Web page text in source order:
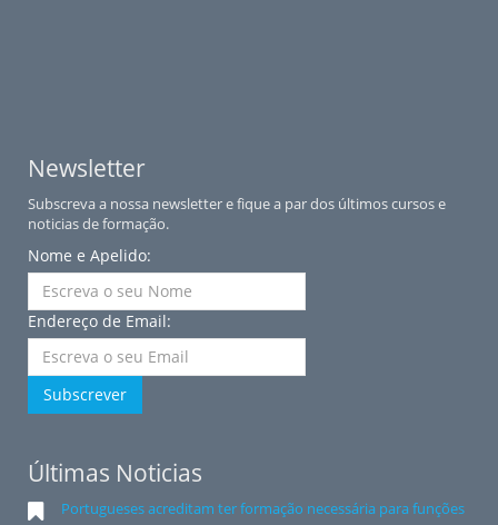
Newsletter
Subscreva a nossa newsletter e fique a par dos últimos cursos e
noticias de formação.
Nome e Apelido:
Endereço de Email:
Subscrever
Últimas Noticias
Portugueses acreditam ter formação necessária para funções